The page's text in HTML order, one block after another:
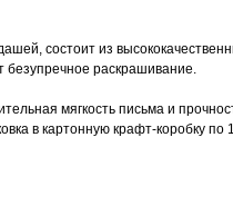
состоит из
безупречное раскрашивание.
мягкость письма и
в картонную крафт-коробку по